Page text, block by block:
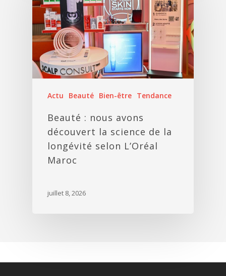
Actu Beauté Bien-être Tendance
Beauté : nous avons
découvert la science de la
longévité selon L’Oréal
Maroc
juillet 8, 2026